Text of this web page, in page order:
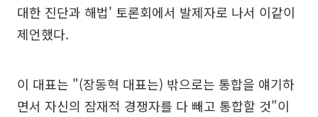
대한 진단과 해법' 토론회에서 발제자로 나서 이같이
제언했다.
이 대표는 "(장동혁 대표는) 밖으로는 통합을 얘기하
면서 자신의 잠재적 경쟁자를 다 빼고 통합할 것"이